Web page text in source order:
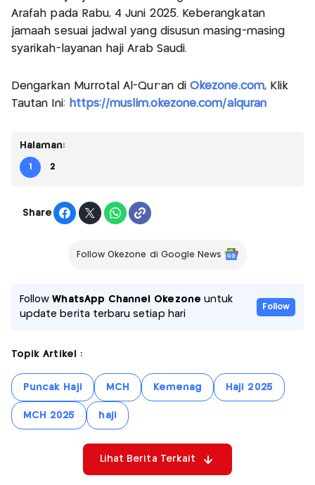
Arafah pada Rabu, 4 Juni 2025. Keberangkatan
jamaah sesuai jadwal yang disusun masing-masing
syarikah-layanan haji Arab Saudi.
Dengarkan Murrotal Al-Qur'an diOkezone.com, Klik
Tautan Ini: https://muslim.okezone.com/alquran
Halaman:
1 2
Share
Follow Okezone di Google News
FollowWhatsApp Channel Okezone untuk
update berita terbaru setiap hari
Follow
Topik Artikel :
Puncak Haji MCH Kemenag Haji 2025
MCH 2025 haji
Lihat Berita Terkait